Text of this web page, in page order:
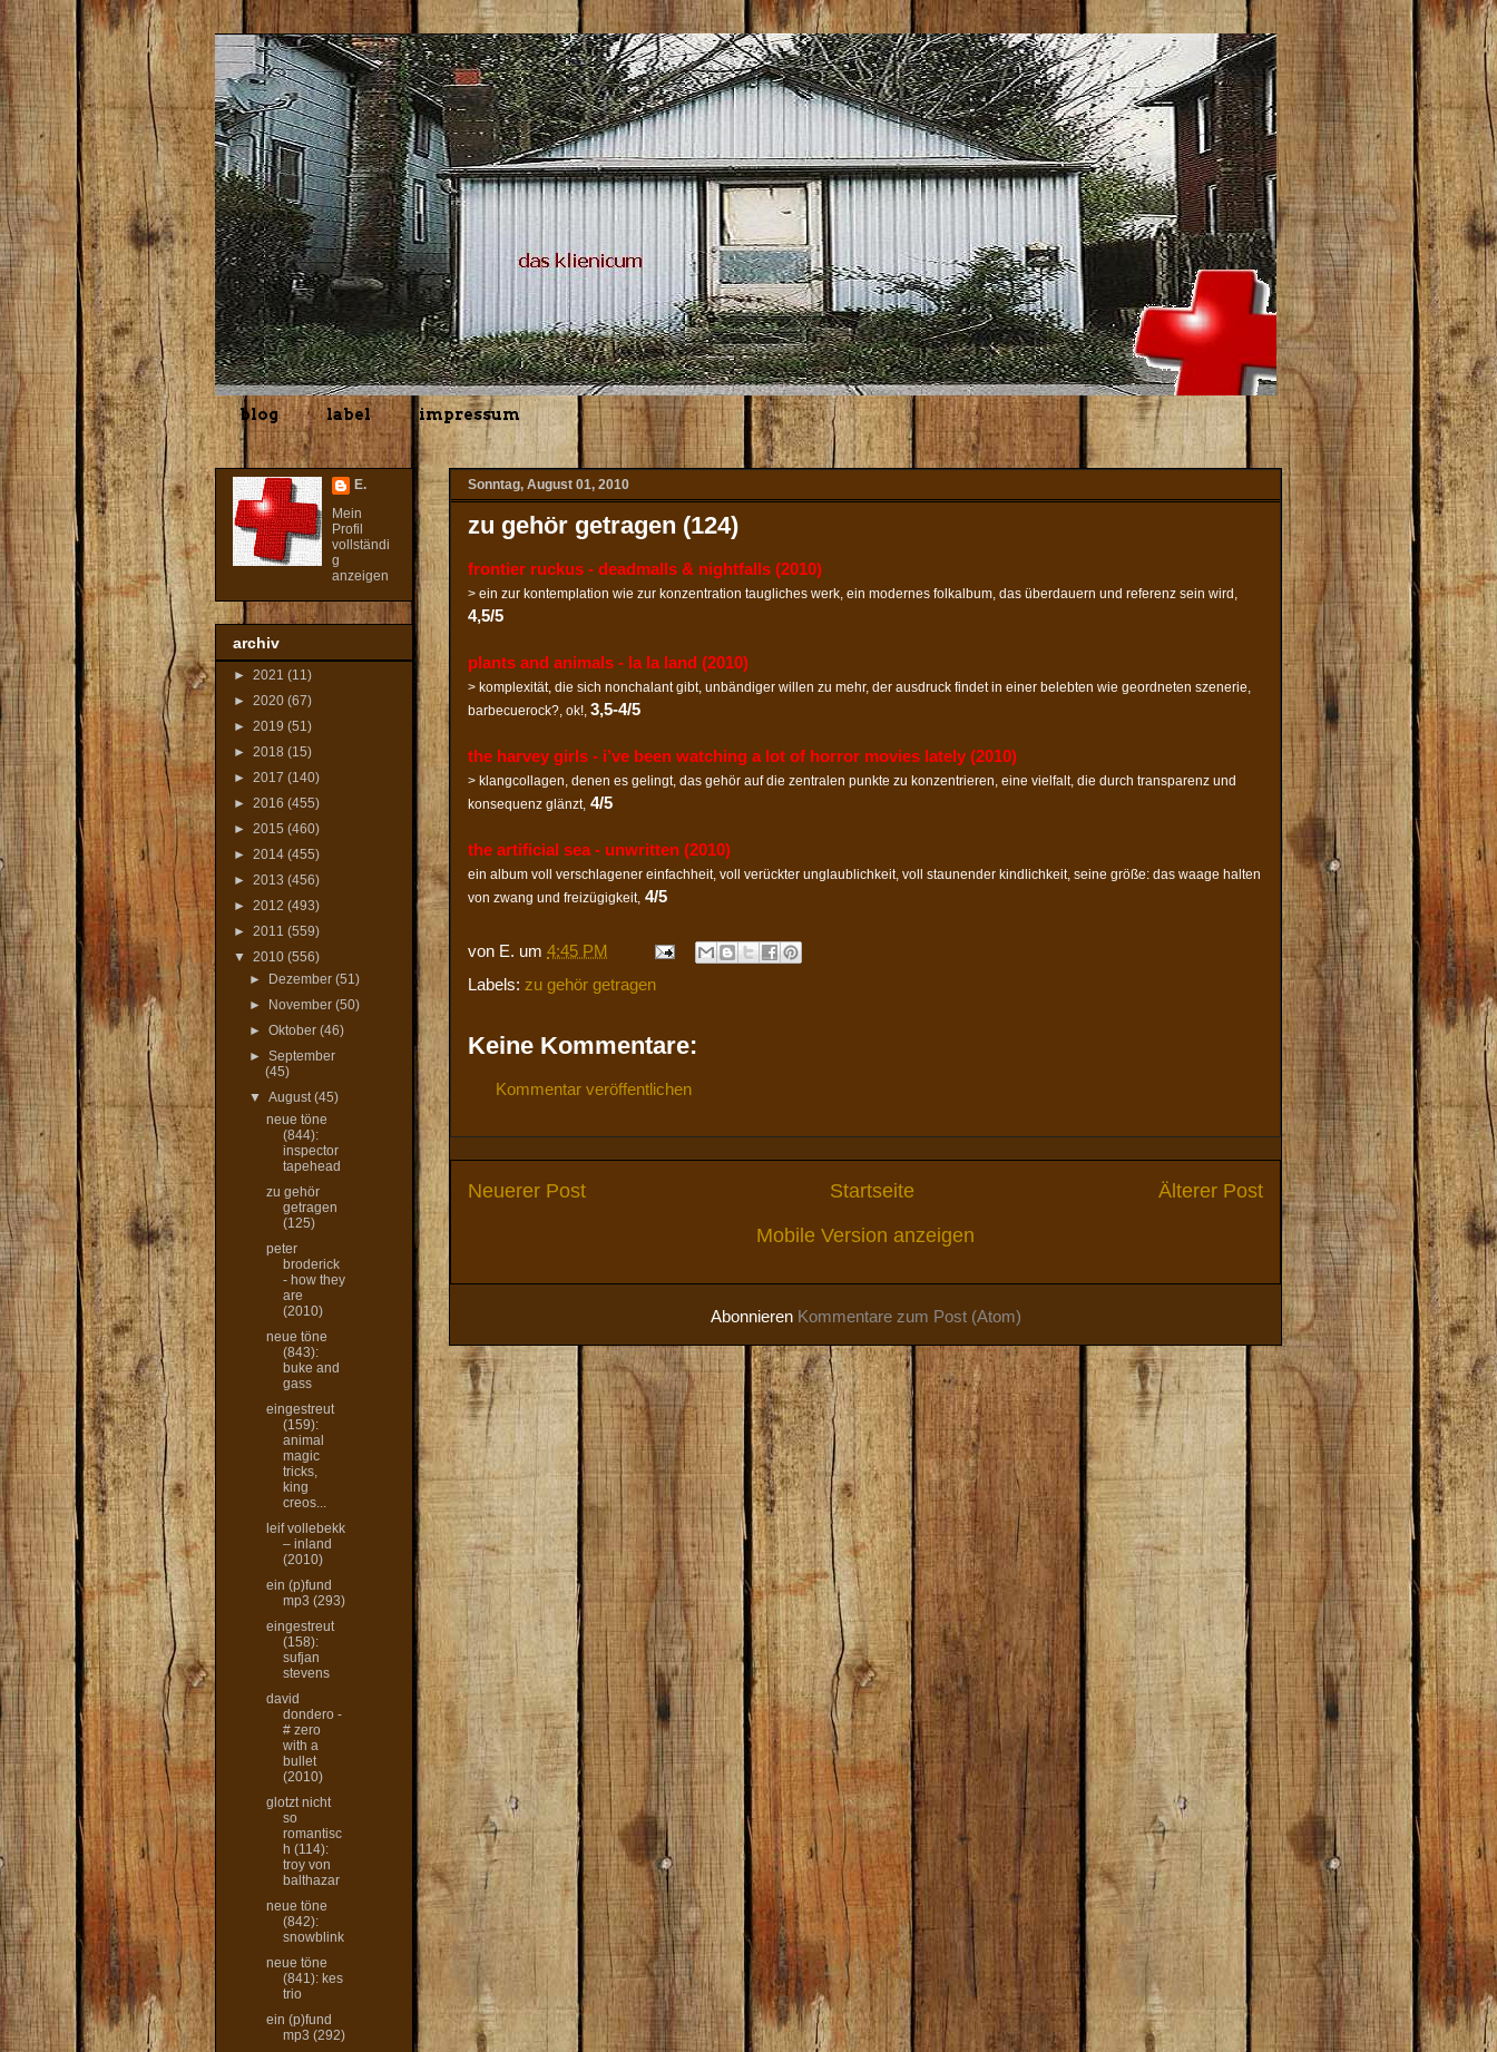
blog label impressum
Sonntag, August 01, 2010
zu gehör getragen (124)
frontier ruckus - deadmalls & nightfalls (2010)
> ein zur kontemplation wie zur konzentration taugliches werk, ein modernes folkalbum, das überdauern und referenz sein wird,
4,5/5
plants and animals - la la land (2010)
> komplexität, die sich nonchalant gibt, unbändiger willen zu mehr, der ausdruck findet in einer belebten wie geordneten szenerie,
barbecuerock?, ok!, 3,5-4/5
the harvey girls - i’ve been watching a lot of horror movies lately (2010)
> klangcollagen, denen es gelingt, das gehör auf die zentralen punkte zu konzentrieren, eine vielfalt, die durch transparenz und
konsequenz glänzt, 4/5
the artificial sea - unwritten (2010)
ein album voll verschlagener einfachheit, voll verückter unglaublichkeit, voll staunender kindlichkeit, seine größe: das waage halten
von zwang und freizügigkeit, 4/5
von E. um 4:45 PM
Labels: zu gehör getragen
Keine Kommentare:
Kommentar veröffentlichen
Neuerer Post Älterer Post
Startseite
Mobile Version anzeigen
Abonnieren Kommentare zum Post (Atom)
E.
Mein
Profil
vollständi
g
anzeigen
archiv
► 2021 (11)
► 2020 (67)
► 2019 (51)
► 2018 (15)
► 2017 (140)
► 2016 (455)
► 2015 (460)
► 2014 (455)
► 2013 (456)
► 2012 (493)
► 2011 (559)
▼ 2010 (556)
►
Dezember(51)
►
November(50)
►Oktober(46)
►September
(45)
▼August(45)
neue töne
(844):
inspector
tapehead
zu gehör
getragen
(125)
peter
broderick
- how they
are
(2010)
neue töne
(843):
buke and
gass
eingestreut
(159):
animal
magic
tricks,
king
creos...
leif vollebekk
– inland
(2010)
ein (p)fund
mp3 (293)
eingestreut
(158):
sufjan
stevens
david
dondero -
# zero
with a
bullet
(2010)
glotzt nicht
so
romantisc
h (114):
troy von
balthazar
neue töne
(842):
snowblink
neue töne
(841): kes
trio
ein (p)fund
mp3 (292)